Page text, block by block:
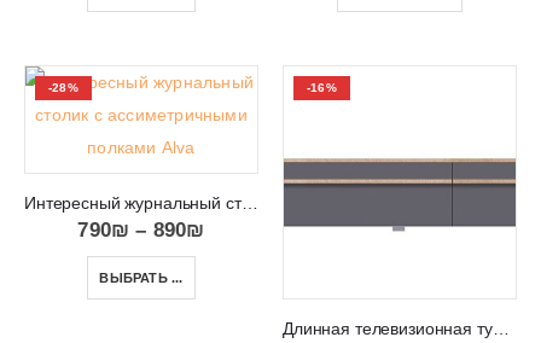
-28%
Интересный журнальный столик с ассиметричными полками Alva
790₪ – 890₪
ВЫБРАТЬ ...
-16%
Длинная телевизионная тумба с ящиками PORTO PR4